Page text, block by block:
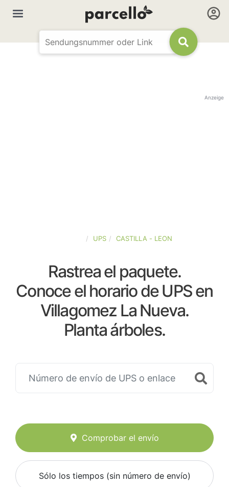
Anzeige
UPS CASTILLA - LEON
Rastrea el paquete.
Conoce el horario de UPS en
Villagomez La Nueva.
Planta árboles.
Comprobar el envío
Sólo los tiempos (sin número de envío)